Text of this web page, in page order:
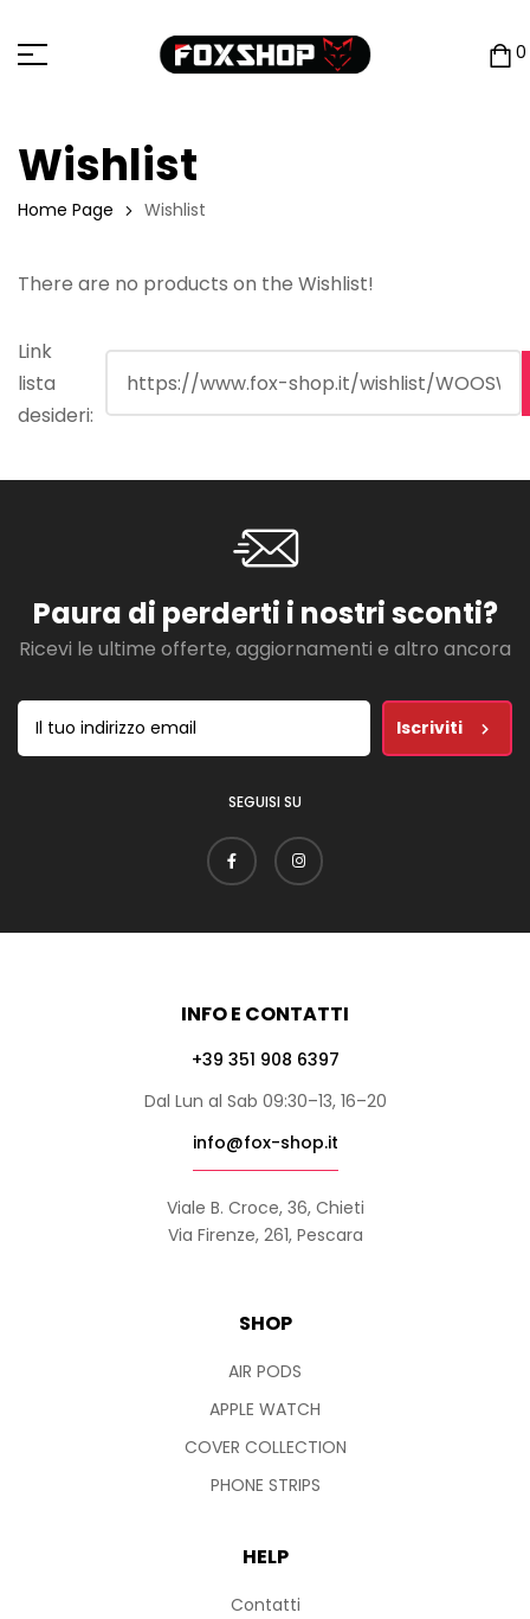
0
Wishlist
Home Page Wishlist
There are no products on the Wishlist!
Link
lista
desideri:
Paura di perderti i nostri sconti?
Ricevi le ultime offerte, aggiornamenti e altro ancora
Iscriviti
SEGUISI SU
SHOP
AIR PODS
APPLE WATCH
COVER COLLECTION
PHONE STRIPS
HELP
Contatti
INFO E CONTATTI
+39 351 908 6397
Dal Lun al Sab 09:30–13, 16–20
info@fox-shop.it
Viale B. Croce, 36, Chieti
Via Firenze, 261, Pescara